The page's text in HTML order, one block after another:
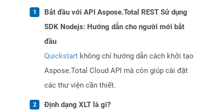
Bắt đầu với API Aspose.Total REST Sử dụng
SDK Nodejs: Hướng dẫn cho người mới bắt
đầu
Quickstart không chỉ hướng dẫn cách khởi tạo
Aspose.Total Cloud API mà còn giúp cài đặt
các thư viện cần thiết.
Định dạng XLT là gì?